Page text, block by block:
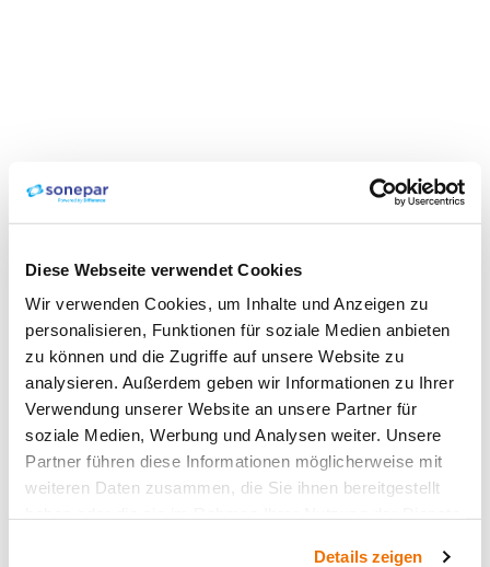
Diese Webseite verwendet Cookies
Wir verwenden Cookies, um Inhalte und Anzeigen zu
personalisieren, Funktionen für soziale Medien anbieten
zu können und die Zugriffe auf unsere Website zu
analysieren. Außerdem geben wir Informationen zu Ihrer
Verwendung unserer Website an unsere Partner für
soziale Medien, Werbung und Analysen weiter. Unsere
Partner führen diese Informationen möglicherweise mit
weiteren Daten zusammen, die Sie ihnen bereitgestellt
Details zeigen